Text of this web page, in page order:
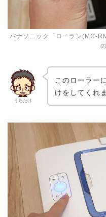
パナソニック「ローラン(MC-
うちたけ
このローラー
けをしてくれ